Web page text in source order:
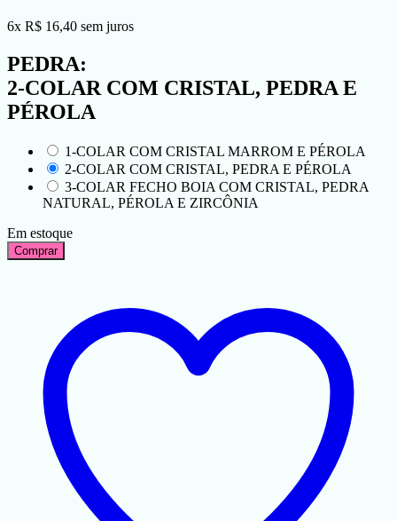
6x R$ 16,40 sem juros
PEDRA:
2-COLAR COM CRISTAL, PEDRA E
PÉROLA
1-COLAR COM CRISTAL MARROM E PÉROLA
2-COLAR COM CRISTAL, PEDRA E PÉROLA
3-COLAR FECHO BOIA COM CRISTAL, PEDRA
NATURAL, PÉROLA E ZIRCÔNIA
Em estoque
Comprar